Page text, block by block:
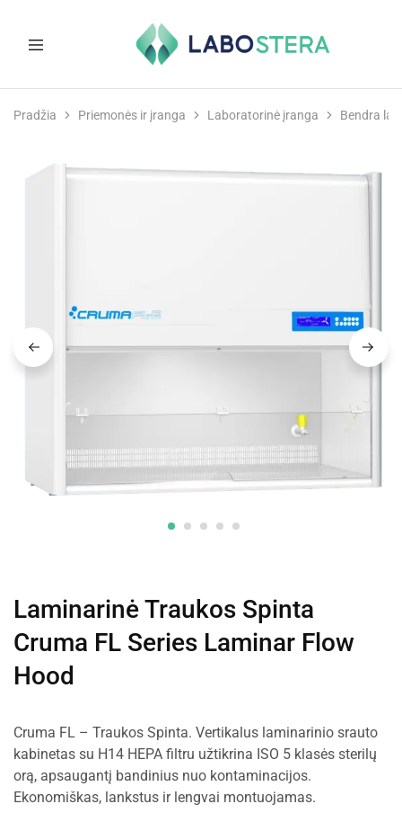
ir
Pradžia Priemonės ir įranga Laboratorinė įranga Bendra
Laminarinė Traukos Spinta
Cruma FL Series Laminar Flow
Hood
Cruma FL – Traukos Spinta. Vertikalus laminarinio srauto
kabinetas su H14 HEPA filtru užtikrina ISO 5 klasės sterilų
orą, apsaugantį bandinius nuo kontaminacijos.
Ekonomiškas, lankstus ir lengvai montuojamas.